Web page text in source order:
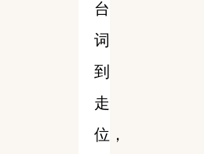
台
词
到
走
位，